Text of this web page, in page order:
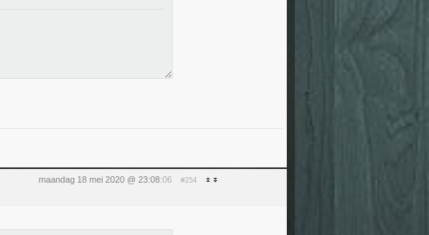
maandag 18 mei 2020 @ 23:08:06 #254